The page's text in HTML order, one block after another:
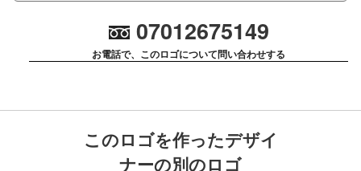
07012675149
お電話で、このロゴについて問い合わせする
このロゴを作ったデザイ
ナーの別のロゴ